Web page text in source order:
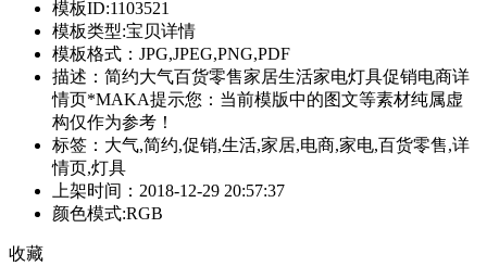
模板ID:1103521
模板类型:宝贝详情
模板格式：JPG,JPEG,PNG,PDF
描述：简约大气百货零售家居生活家电灯具促销电商详
情页*MAKA提示您：当前模版中的图文等素材纯属虚
构仅作为参考！
标签：大气,简约,促销,生活,家居,电商,家电,百货零售,详
情页,灯具
上架时间：2018-12-29 20:57:37
颜色模式:RGB
收藏